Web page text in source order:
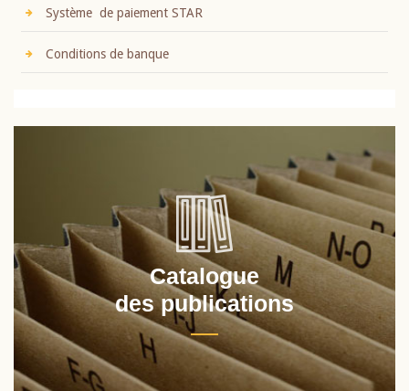
Système de paiement STAR
Conditions de banque
Catalogue
des publications